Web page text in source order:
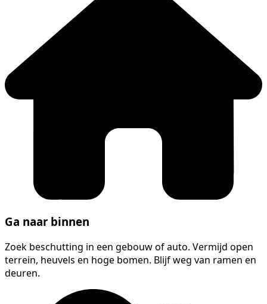
Ga naar binnen
Zoek beschutting in een gebouw of auto. Vermijd open
terrein, heuvels en hoge bomen. Blijf weg van ramen en
deuren.